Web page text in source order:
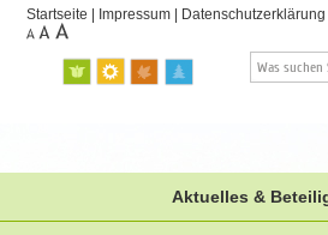
Startseite Impressum Datenschutzerklärung
Aktuelles &